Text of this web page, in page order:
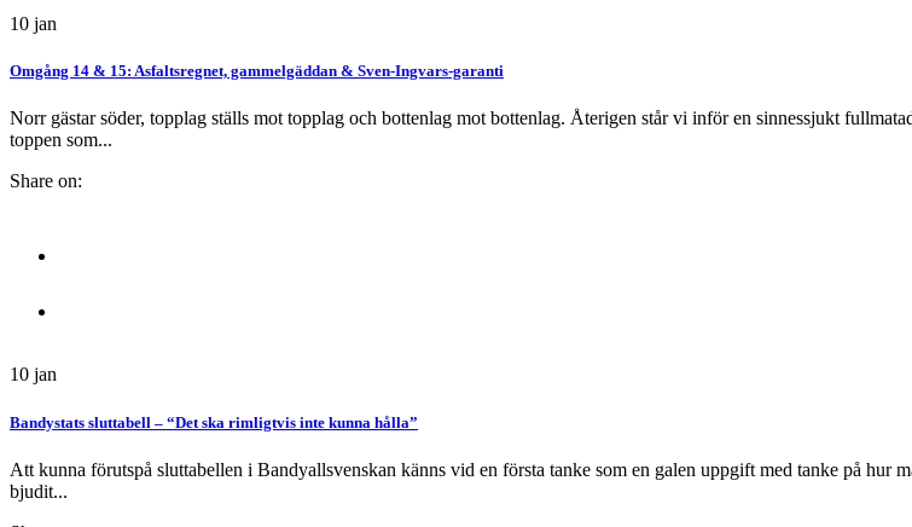
10 jan
Omgång 14 & 15: Asfaltsregnet, gammelgäddan & Sven-Ingvars-garanti
Norr gästar söder, topplag ställs mot topplag och bottenlag mot bottenlag. Återigen står vi inför en sinnessjukt
toppen som...
Share on:
10 jan
Bandystats sluttabell – “Det ska rimligtvis inte kunna hålla”
Att kunna förutspå sluttabellen i Bandyallsvenskan känns vid en första tanke som en galen uppgift med tanke på hur
bjudit...